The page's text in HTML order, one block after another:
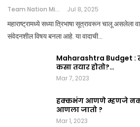
Team Nation Mic Jul 8, 2025
महाराष्ट्रामध्ये सध्या त्रिभाषा सूत्रावरून चालू असलेला
संवेदनशील विषय बनला आहे. या वादाची…
Maharashtra Budget :
कसा तयार होतो?…
Mar 7, 2023
हक्कभंग आणणे म्हणजे
आणला जातो ?
Mar 1, 2023